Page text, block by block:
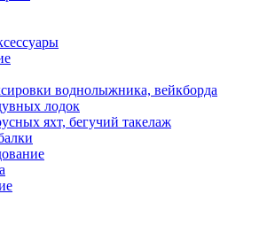
воднолыжника, вейкборда
лодок
яхт, бегучий такелаж